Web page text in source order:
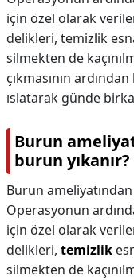
için özel olarak
delikleri, temizlik
silmekten de
çıkmasının
ıslatarak günde
Burun
burun yıkanır?
Burun
Operasyonun
için özel olarak
delikleri, temizlik
silmekten de